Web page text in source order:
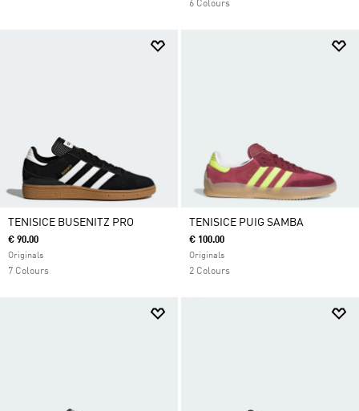
6 Colours
TENISICE BUSENITZ PRO
€ 90.00
Originals
7 Colours
TENISICE PUIG SAMBA
€ 100.00
Originals
2 Colours